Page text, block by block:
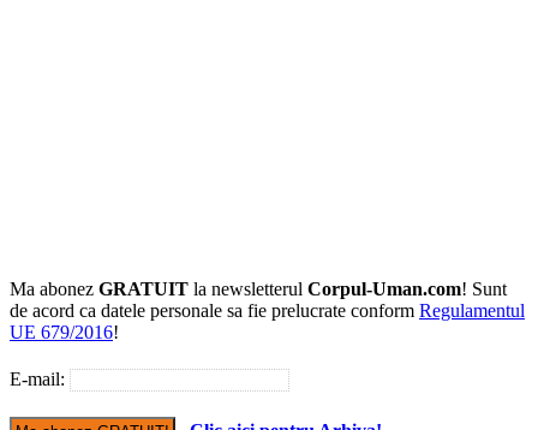
Ma abonez GRATUIT la newsletterul Corpul-Uman.com! Sunt
de acord ca datele personale sa fie prelucrate conform Regulamentul
UE 679/2016!
E-mail: